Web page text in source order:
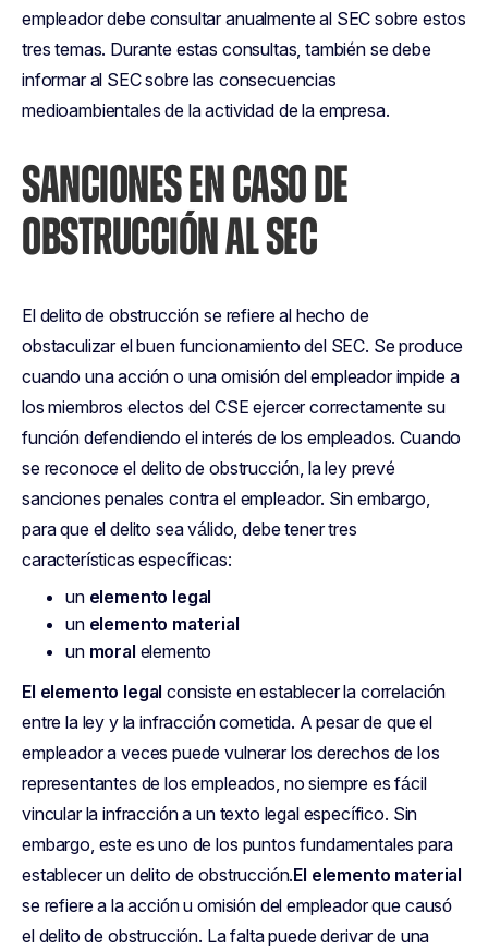
empleador debe consultar anualmente al SEC sobre estos
tres temas. Durante estas consultas, también se debe
informar al SEC sobre las consecuencias
medioambientales de la actividad de la empresa.
SANCIONES EN CASO DE
OBSTRUCCIÓN AL SEC
El delito de obstrucción se refiere al hecho de
obstaculizar el buen funcionamiento del SEC. Se produce
cuando una acción o una omisión del empleador impide a
los miembros electos del CSE ejercer correctamente su
función defendiendo el interés de los empleados. Cuando
se reconoce el delito de obstrucción, la ley prevé
sanciones penales contra el empleador. Sin embargo,
para que el delito sea válido, debe tener tres
características específicas:
un elemento legal
un elemento material
un moral elemento
El elemento legalconsiste en establecer la correlación
entre la ley y la infracción cometida. A pesar de que el
empleador a veces puede vulnerar los derechos de los
representantes de los empleados, no siempre es fácil
vincular la infracción a un texto legal específico. Sin
embargo, este es uno de los puntos fundamentales para
establecer un delito de obstrucción.El elemento material
se refiere a la acción u omisión del empleador que causó
el delito de obstrucción. La falta puede derivar de una